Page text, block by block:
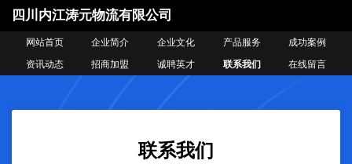
四川内江涛元物流有限公司
网站首页 企业简介 企业文化 产品服务
成功案例
资讯动态
招商加盟 诚聘英才 联系我们 在线留言
联系我们